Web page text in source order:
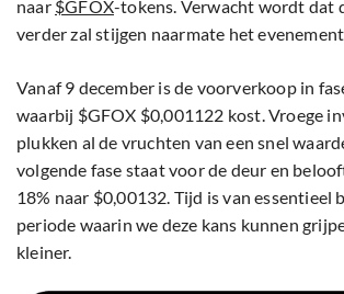
naar $GFOX-tokens. Verwacht wordt dat
verder zal stijgen naarmate het
Vanaf 9 december is de voorverkoop in
waarbij $GFOX $0,001122 kost. Vroege
plukken al de vruchten van een snel
volgende fase staat voor de deur en
18% naar $0,00132. Tijd is van essentieel
periode waarin we deze kans kunnen
kleiner.